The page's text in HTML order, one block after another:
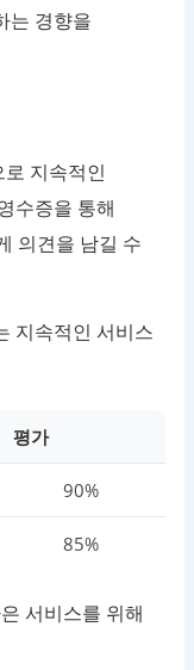
는 경향을
지속적인
수증을 통해
의견을 남길 수
지속적인 서비스
평가
90%
85%
서비스를 위해